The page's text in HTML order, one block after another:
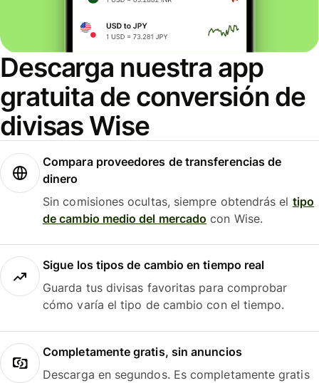
Descarga nuestra app
gratuita de conversión de
divisas Wise
Compara proveedores de transferencias de
dinero
Sin comisiones ocultas, siempre obtendrás el tipo
de cambio medio del mercado con Wise.
Sigue los tipos de cambio en tiempo real
Guarda tus divisas favoritas para comprobar
cómo varía el tipo de cambio con el tiempo.
Completamente gratis, sin anuncios
Descarga en segundos. Es completamente gratis